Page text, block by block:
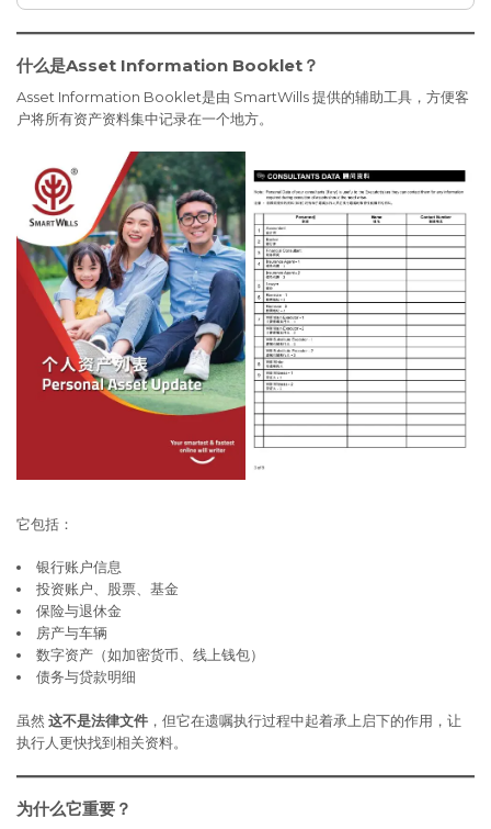
什么是Asset Information Booklet？
Asset Information Booklet是由 SmartWills 提供的辅助工具，方便客
户将所有资产资料集中记录在一个地方。
它包括：
银行账户信息
投资账户、股票、基金
保险与退休金
房产与车辆
数字资产（如加密货币、线上钱包）
债务与贷款明细
虽然 这不是法律文件 ，但它在遗嘱执行过程中起着承上启下的作用，让
执行人更快找到相关资料。
为什么它重要？